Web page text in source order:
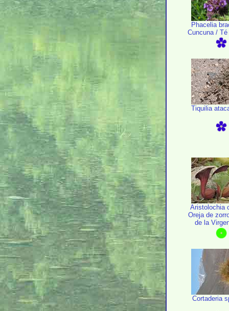
Phacelia
Cuncuna /
Tiquilia
Aristolochia
Oreja de
de la
Cortaderia